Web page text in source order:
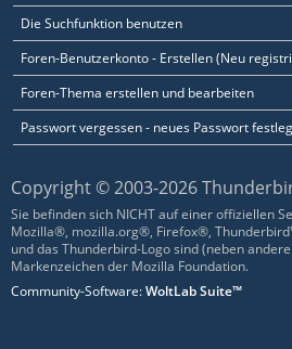
Die Suchfunktion benutzen
Foren-Benutzerkonto - Erstellen (Neu
Foren-Thema erstellen und bearbeiten
Passwort vergessen - neues Passwort
Copyright © 2003-2026
Sie befinden sich NICHT auf einer offiziellen
Mozilla®, mozilla.org®, Firefox®,
und das Thunderbird-Logo sind (neben
Markenzeichen der Mozilla Foundation.
Community-Software:WoltLab Suite™